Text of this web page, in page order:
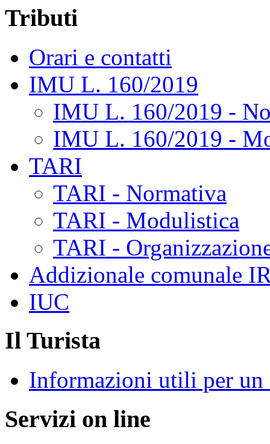
Tributi
Orari e contatti
IMU L. 160/2019
IMU L. 160/2019 -
IMU L. 160/2019 -
TARI
TARI - Normativa
TARI - Modulistica
TARI -
Addizionale comunale
IUC
Il Turista
Informazioni utili per un
Servizi on line